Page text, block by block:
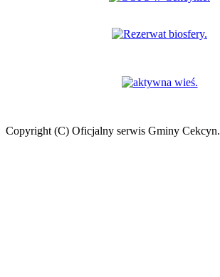
Copyright (C) Oficjalny serwis Gminy Cekcyn.